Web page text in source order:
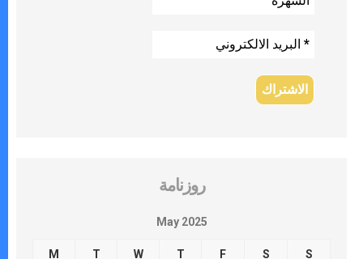
روزنامة
May 2025
M T W T F S S